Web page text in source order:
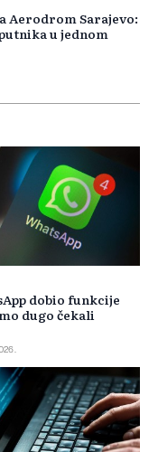
Aerodrom Sarajevo:
u jednom
dobio funkcije
dugo čekali